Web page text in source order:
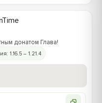
донатом Глава!
1.16.5 – 1.21.4